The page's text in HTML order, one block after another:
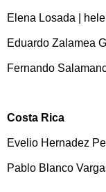
Elena Losada |
Eduardo Zalamea
Fernando
Costa Rica
Evelio Hernadez
Pablo Blanco